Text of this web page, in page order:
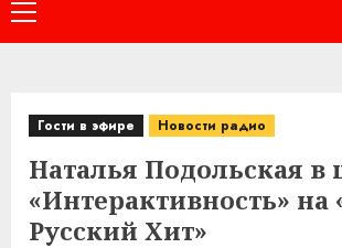
Основное
меню
Гости в эфире Новости радио
Наталья Подольская в
«Интерактивность» на
Русский Хит»